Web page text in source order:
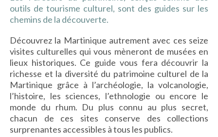
BEAUX-LIVRES
HISTOIRE & PATRIMOINE
ART & CULTURE
JEUNESSE
TERRES D’OUTRE-MER
ART & CULTURE
outils de tourisme culturel, sont des guides sur les
chemins de la découverte.
Découvrez la Martinique autrement avec ces seize
visites culturelles qui vous mèneront de musées en
lieux historiques. Ce guide vous fera découvrir la
richesse et la diversité du patrimoine culturel de la
Martinique grâce à l’archéologie, la volcanologie,
l’histoire, les sciences, l’ethnologie ou encore le
monde du rhum. Du plus connu au plus secret,
chacun de ces sites conserve des collections
surprenantes accessibles à tous les publics.